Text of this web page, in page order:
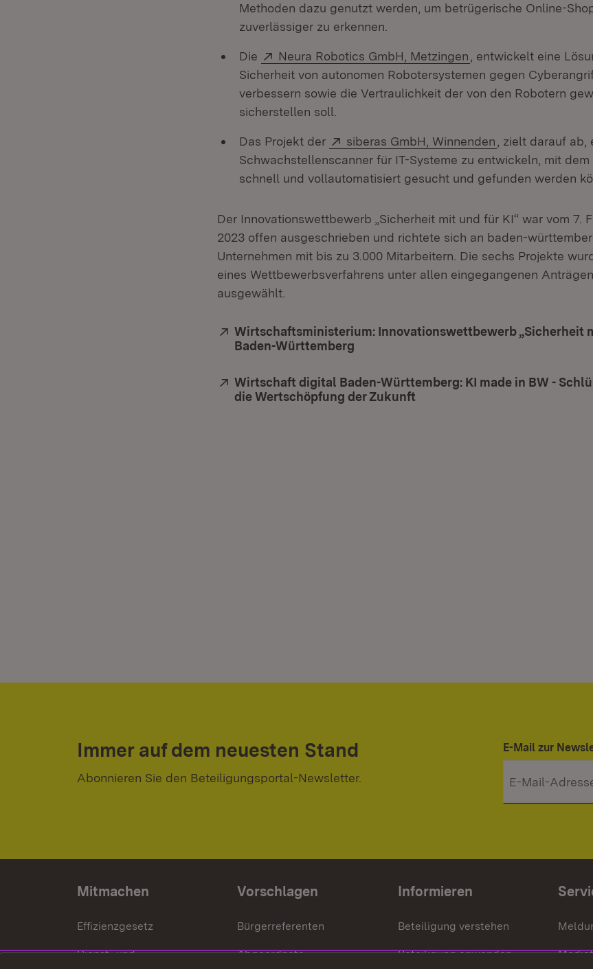
Methoden dazu genutzt werden, um betrügerische Online-
zuverlässiger zu erkennen.
Die Extern:
Neura Robotics GmbH, Metzingen (Öffnet in neuem
, entwickelt eine
Sicherheit von autonomen Robotersystemen gegen
verbessern sowie die Vertraulichkeit der von den Robotern
sicherstellen soll.
Das Projekt der Extern:
siberas GmbH, Winnenden (Öffnet in
, zielt darauf
Schwachstellenscanner für IT-Systeme zu entwickeln, mit
schnell und vollautomatisiert gesucht und gefunden werden
Der Innovationswettbewerb „Sicherheit mit und für KI“ war vom 7.
2023 offen ausgeschrieben und richtete sich an baden-
Unternehmen mit bis zu 3.000 Mitarbeitern. Die sechs Projekte
eines Wettbewerbsverfahrens unter allen eingegangenen
ausgewählt.
Extern:
Wirtschaftsministerium: Innovationswettbewerb „Sicherheit
Baden-Württemberg
Extern:
Wirtschaft digital Baden-Württemberg: KI made in BW -
die Wertschöpfung der Zukunft
Immer auf dem neuesten Stand
Abonnieren Sie den Beteiligungsportal-Newsletter.
E-Mail zur
Mitmachen
Effizienzgesetz
Dienst- und
Vorschlagen
Bürgerreferenten
Abgeordnete
Informieren
Beteiligung verstehen
Beteiligung anwenden